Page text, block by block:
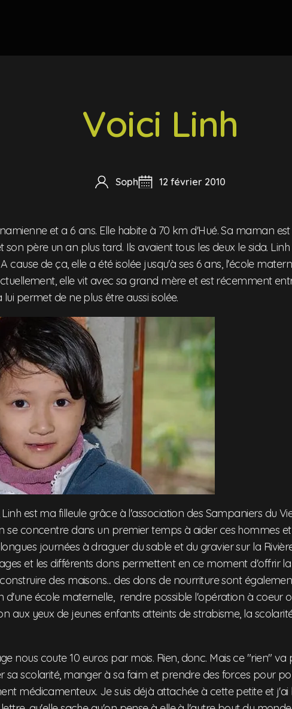
Voici Linh
Soph 12 février 2010
et a 6 ans. Elle habite à 70 km d'Hué. Sa maman
son père un an plus tard. Ils avaient tous les deux le sida.
cause de ça, elle a été isolée jusqu'à ses 6 ans, l'école
elle vit avec sa grand mère et est récemment
lui permet de ne plus être aussi isolée.
Linh est ma filleule grâce à l'association des Sampaniers du
se concentre dans un premier temps à aider ces hommes
journées à draguer du sable et du gravier sur la
et les différents dons permettent en ce moment d'offrir
des maisons... des dons de nourriture sont
d'une école maternelle, rendre possible l'opération à coeur
aux yeux de jeunes enfants atteints de strabisme, la
nous coute 10 euros par mois. Rien, donc. Mais ce "rien"
sa scolarité, manger à sa faim et prendre des forces pour
médicamenteux. Je suis déjà attachée à cette petite et j'ai